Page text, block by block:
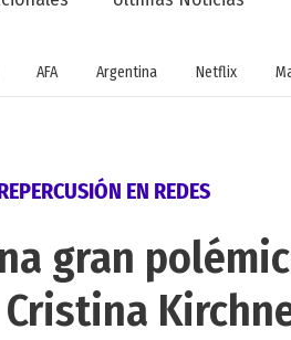
AFA Argentina Netflix
EN REDES
gran